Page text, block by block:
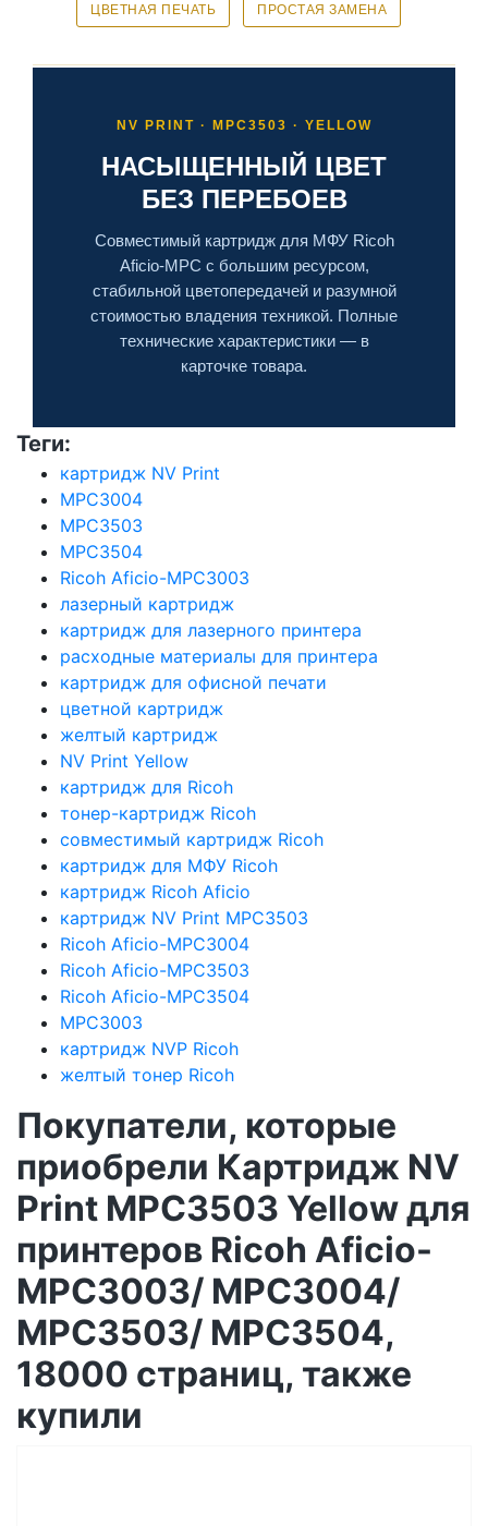
ЦВЕТНАЯ ПЕЧАТЬ ПРОСТАЯ ЗАМЕНА
NV PRINT · MPC3503 · YELLOW
НАСЫЩЕННЫЙ ЦВЕТ
БЕЗ ПЕРЕБОЕВ
Совместимый картридж для МФУ Ricoh
Aficio-MPC с большим ресурсом,
стабильной цветопередачей и разумной
стоимостью владения техникой. Полные
технические характеристики — в
карточке товара.
Теги:
картридж NV Print
MPC3004
MPC3503
MPC3504
Ricoh Aficio-MPC3003
лазерный картридж
картридж для лазерного принтера
расходные материалы для принтера
картридж для офисной печати
цветной картридж
желтый картридж
NV Print Yellow
картридж для Ricoh
тонер-картридж Ricoh
совместимый картридж Ricoh
картридж для МФУ Ricoh
картридж Ricoh Aficio
картридж NV Print MPC3503
Ricoh Aficio-MPC3004
Ricoh Aficio-MPC3503
Ricoh Aficio-MPC3504
MPC3003
картридж NVP Ricoh
желтый тонер Ricoh
Покупатели, которые
приобрели Картридж NV
Print MPC3503 Yellow для
принтеров Ricoh Aficio-
MPC3003/ MPC3004/
MPC3503/ MPC3504,
18000 страниц, также
купили